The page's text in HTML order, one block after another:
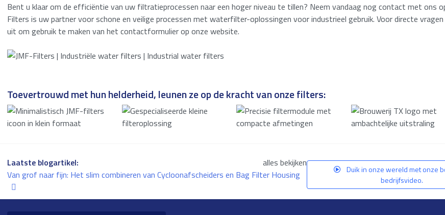
Bent u klaar om de efficiëntie van uw filtratieprocessen naar een hoger niveau te tillen? Neem vandaag nog contact met ons
Filters is uw partner voor schone en veilige processen met waterfilter-oplossingen voor industrieel gebruik. Voor directe
uit om gebruik te maken van het contactformulier op onze website.
Toevertrouwd met hun helderheid, leunen ze op de kracht van onze filters:
Laatste blogartikel:
alles bekijken
Van grof naar fijn: Het slim combineren van Cycloonafscheiders en Bag Filter Housing
Duik in onze wereld met onze
bedrijfsvideo.